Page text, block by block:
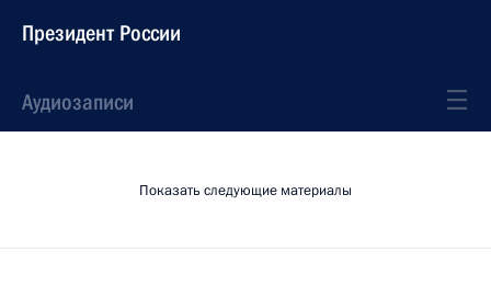
Президент России
Аудиозаписи
Показать следующие материалы